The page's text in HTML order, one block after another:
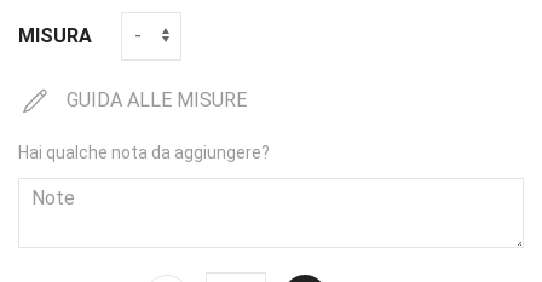
MISURA
GUIDA ALLE MISURE
Hai qualche nota da aggiungere?